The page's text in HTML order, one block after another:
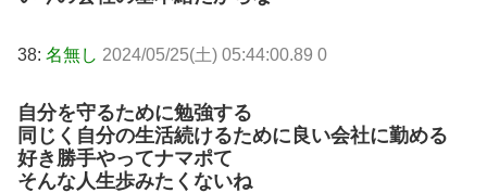
38: 名無し 2024/05/25(土) 05:44:00.89 0
自分を守るために勉強する
同じく自分の生活続けるために良い会社に勤める
好き勝手やってナマポて
そんな人生歩みたくないね